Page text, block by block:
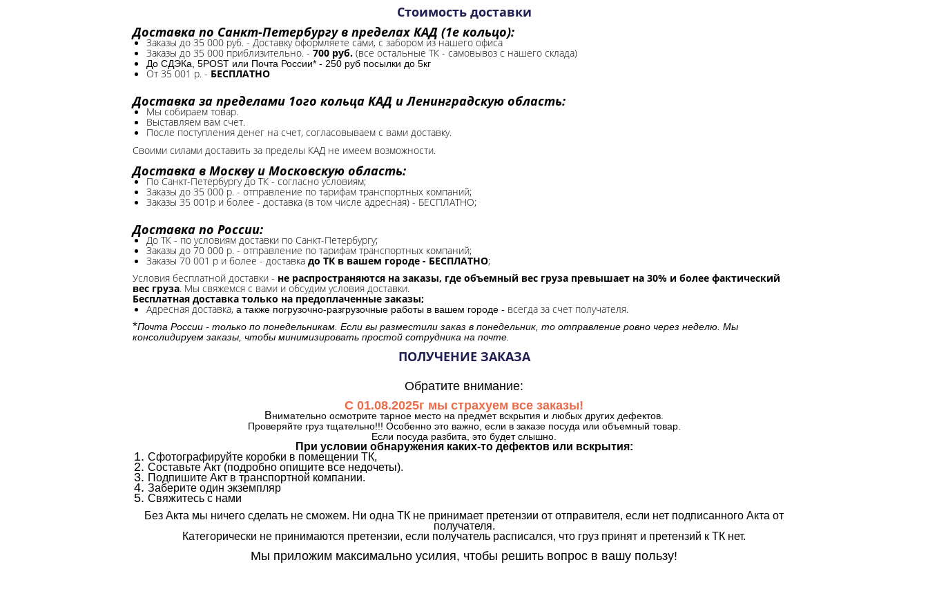
Стоимость доставки
Доставка по Санкт-Петербургу в пределах КАД (1е кольцо):
Заказы до 35 000 руб. - Доставку оформляете сами, с забором из нашего офиса
Заказы до 35 000 приблизительно. - 700 руб. (все остальные ТК - самовывоз с нашего склада)
До СДЭКа, 5POST или Почта России* - 250 руб посылки до 5кг
От 35 001 р. - БЕСПЛАТНО
Доставка за пределами 1ого кольца КАД и Ленинградскую область:
Мы собираем товар.
Выставляем вам счет.
После поступления денег на счет, согласовываем с вами доставку.
Своими силами доставить за пределы КАД не имеем возможности.​
Доставка в Москву и Московскую область:
По Санкт-Петербургу до ТК - согласно условиям;
Заказы до 35 000 р. - отправление по тарифам транспортных компаний;
Заказы 35 001р и более - доставка (в том числе адресная) - БЕСПЛАТНО;
Доставка по России:
До ТК - по условиям доставки по Санкт-Петербургу;
Заказы до 70 000 р. - отправление по тарифам транспортных компаний;
Заказы 70 001 р и более - доставка до ТК в вашем городе - БЕСПЛАТНО;
Условия бесплатной доставки - не распространяются на заказы, где объемный вес груза превышает на 30% и более фактический
вес груза. Мы свяжемся с вами и обсудим условия доставки.
Бесплатная доставка только на предоплаченные заказы;
Адресная доставка, а также погрузочно-разгрузочные работы в вашем городе - всегда за счет получателя.
*Почта России - только по понедельникам. Если вы разместили заказ в понедельник, то отправление ровно через неделю. Мы
консолидируем заказы, чтобы минимизировать простой сотрудника на почте.
ПОЛУЧЕНИЕ ЗАКАЗА
Обратите внимание:
С 01.08.2025г мы страхуем все заказы!
Внимательно осмотрите тарное место на предмет вскрытия и любых других дефектов.
Проверяйте груз тщательно!!! Особенно это важно, если в заказе посуда или объемный товар.
Если посуда разбита, это будет слышно.
При условии обнаружения каких-то дефектов или вскрытия:
Сфотографируйте коробки в помещении ТК,
Составьте Акт (подробно опишите все недочеты).
Подпишите Акт в транспортной компании.
Заберите один экземпляр
Свяжитесь с нами
Без Акта мы ничего сделать не сможем. Ни одна ТК не принимает претензии от отправителя, если нет подписанного Акта от
получателя.
Категорически не принимаются претензии, если получатель расписался, что груз принят и претензий к ТК нет.
Мы приложим максимально усилия, чтобы решить вопрос в вашу пользу!